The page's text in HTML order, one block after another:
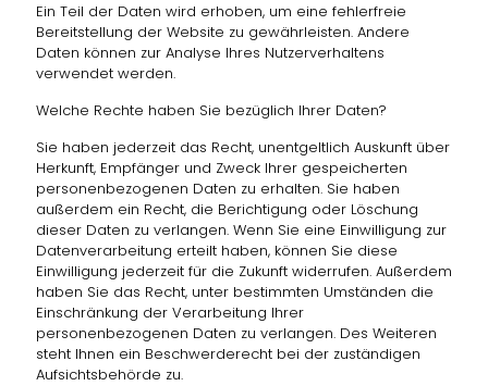
Ein Teil der Daten wird erhoben, um eine fehlerfreie
Bereitstellung der Website zu gewährleisten. Andere
Daten können zur Analyse Ihres Nutzerverhaltens
verwendet werden.
Welche Rechte haben Sie bezüglich Ihrer Daten?
Sie haben jederzeit das Recht, unentgeltlich Auskunft über
Herkunft, Empfänger und Zweck Ihrer gespeicherten
personenbezogenen Daten zu erhalten. Sie haben
außerdem ein Recht, die Berichtigung oder Löschung
dieser Daten zu verlangen. Wenn Sie eine Einwilligung zur
Datenverarbeitung erteilt haben, können Sie diese
Einwilligung jederzeit für die Zukunft widerrufen. Außerdem
haben Sie das Recht, unter bestimmten Umständen die
Einschränkung der Verarbeitung Ihrer
personenbezogenen Daten zu verlangen. Des Weiteren
steht Ihnen ein Beschwerderecht bei der zuständigen
Aufsichtsbehörde zu.